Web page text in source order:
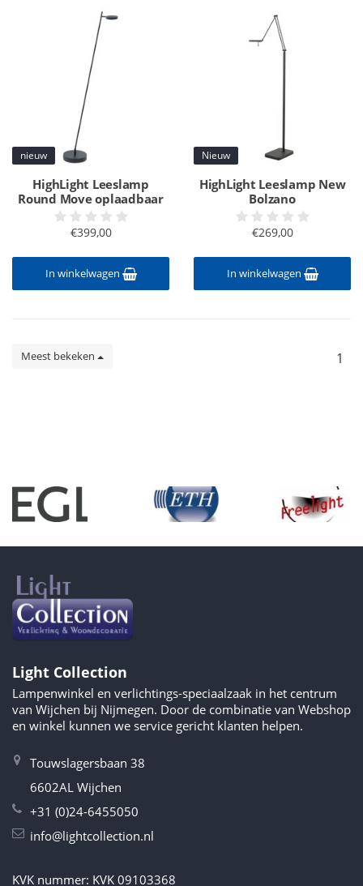
nieuw
HighLight Leeslamp
Round Move oplaadbaar
€399,00
In winkelwagen
Nieuw
HighLight Leeslamp New
Bolzano
€269,00
In winkelwagen
Meest bekeken 1
Light Collection
Lampenwinkel en verlichtings-speciaalzaak in het centrum
van Wijchen bij Nijmegen. Door de combinatie van Webshop
en winkel kunnen we service gericht klanten helpen.
Touwslagersbaan 38
6602AL Wijchen
+31 (0)24-6455050
info@lightcollection.nl
KVK nummer: KVK 09103368